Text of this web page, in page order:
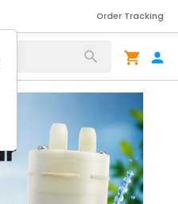
Order Tracking